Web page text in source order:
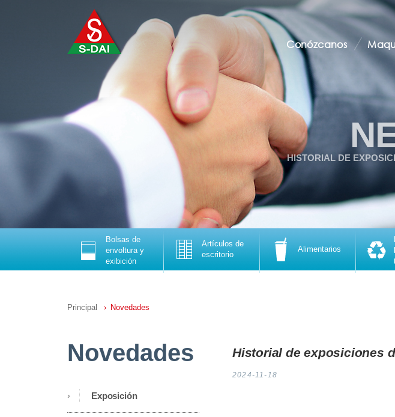
Conózcanos
HISTORIAL DE
Bolsas de
envoltura y
exibición
Artículos de
escritorio
Alimentarios
Principal Novedades
Novedades
Exposición
Historial de exposiciones
2024-11-18